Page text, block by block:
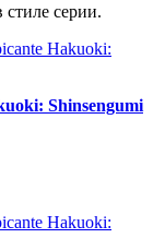
серии.
Shinsengumi